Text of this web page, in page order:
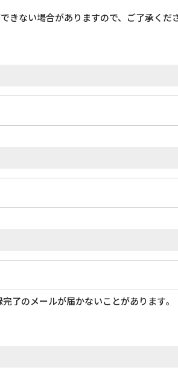
ない場合がありますので、ご了承くだ
了のメールが届かないことがあります。